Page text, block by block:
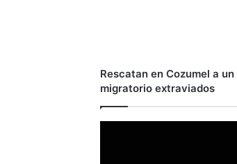
Rescatan en Cozumel a
migratorio extraviados